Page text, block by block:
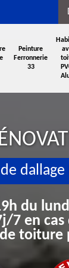
Peinture
Ferronnerie
33
du
7 en cas
toiture